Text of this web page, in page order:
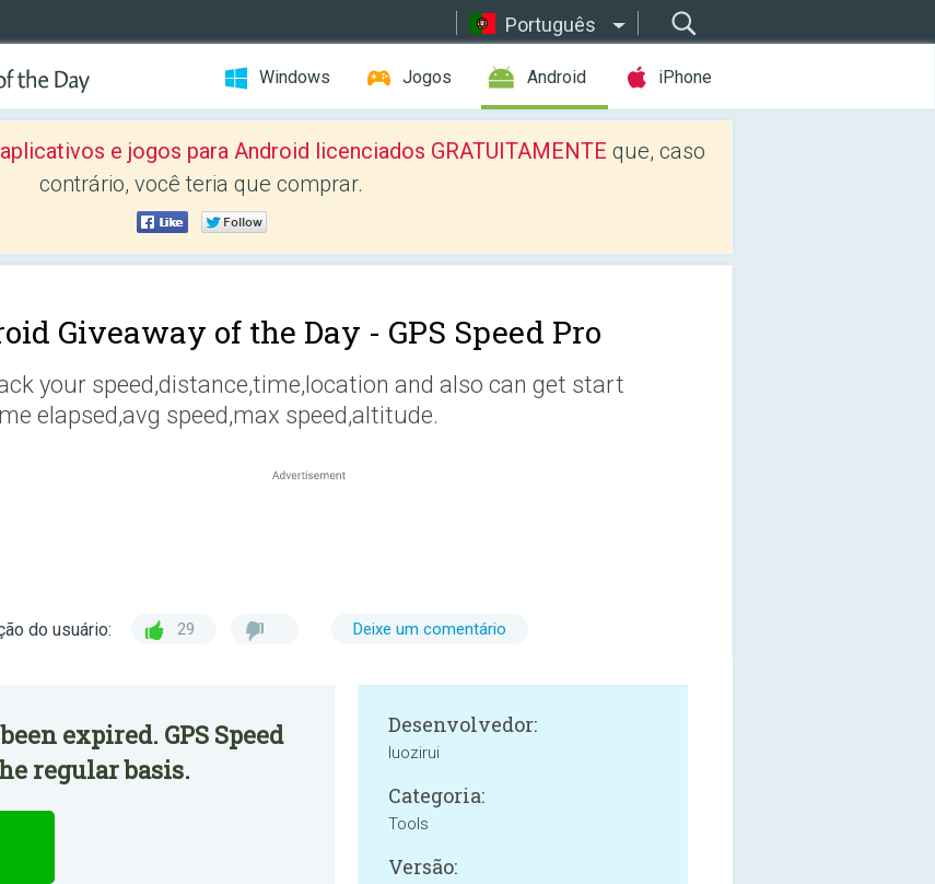
Português
Windows Jogos Android iPhone
e jogos para Android licenciados GRATUITAMENTE que, caso
contrário, você teria que comprar.
Giveaway of the Day - GPS Speed Pro
your speed,distance,time,location and also can get start
elapsed,avg speed,max speed,altitude.
do usuário: 29 Deixe um comentário
expired. GPS Speed
regular basis.
Desenvolvedor:
luozirui
Categoria:
Tools
Versão: